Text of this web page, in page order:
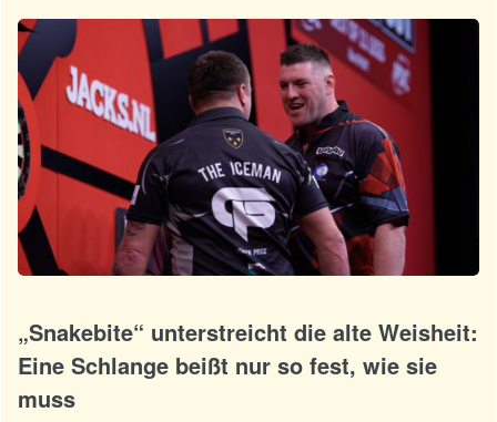
„Snakebite“ unterstreicht die alte Weisheit:
Eine Schlange beißt nur so fest, wie sie
muss